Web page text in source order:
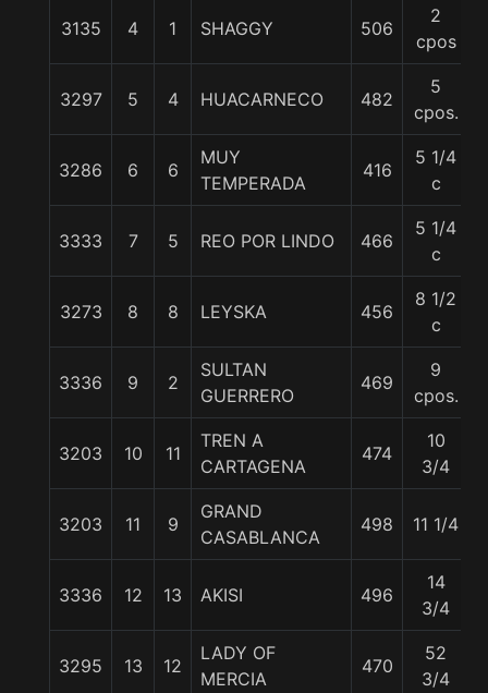
3135 4 1 SHAGGY 506
2
cpos
3297 5 4 HUACARNECO 482
5
cpos.
3286 6 6
MUY
TEMPERADA
416
5 1/4
c
3333 7 5 REO POR LINDO 466
5 1/4
c
3273 8 8 LEYSKA 456
8 1/2
c
3336 9 2
SULTAN
GUERRERO
469
9
cpos.
3203 10 11
TREN A
CARTAGENA
474
10
3/4
3203 11 9
GRAND
CASABLANCA
498 11 1/4
3336 12 13 AKISI 496
14
3/4
3295 13 12
LADY OF
MERCIA
470
52
3/4